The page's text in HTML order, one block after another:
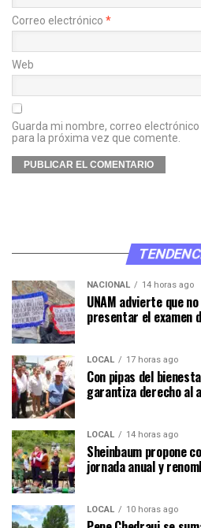
Correo electrónico *
Web
Guarda mi nombre, correo
para la próxima vez que comente.
NACIONAL 14 horas ago
UNAM advierte que
presentar el examen
LOCAL 17 horas ago
Con pipas del
garantiza derecho al
LOCAL 14 horas ago
Sheinbaum propone
jornada anual y
LOCAL 10 horas ago